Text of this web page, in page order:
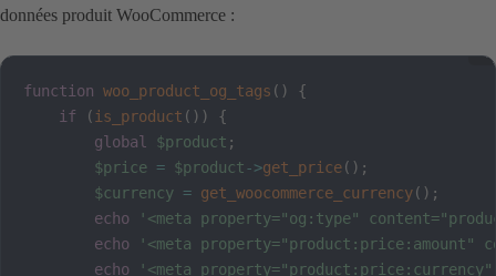
données produit WooCommerce :
function woo_product_og_tags ( )
{
if
( is_product ( ) )
{
global
$product ;
$price = $product->get_price( ) ;
$currency = get_woocommerce_currency( ) ;
echo
'<meta property="og:type"
echo
'<meta property="product:price:amount"
echo
'<meta